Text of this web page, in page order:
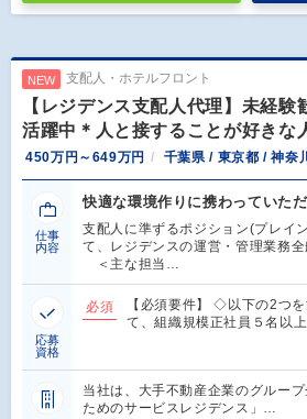
NEW 支配人・ホテルフロント
【レジデンス支配人代理】未経験
活躍中＊人と接することが好きな
450万円～649万円 千葉県 / 東京都 / 神奈
仕事
内容
快適な環境作りに携わっていただ
支配人に準ずるポジション(プレイ
て、レジデンスの運営・管理業務全
＜主な担当…
応募
資格
必須
【必須要件】 ◇以下の2つ
て、組織規模正社員５名以
当社は、大手不動産企業のグルー
ためのサービスレジデンス」…